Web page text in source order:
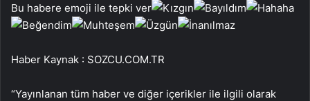
Bu habere emoji ile tepki ver
Haber Kaynak : SOZCU.COM.TR
“Yayınlanan tüm haber ve diğer içerikler ile ilgili olarak